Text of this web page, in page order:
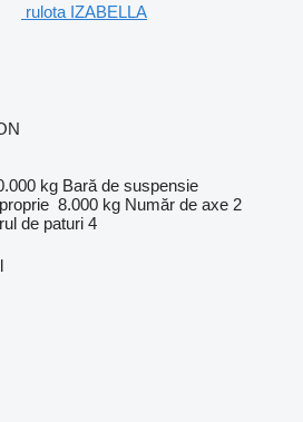
rulota IZABELLA
kg Bară de suspensie
8.000 kg Număr de axe 2
de paturi 4